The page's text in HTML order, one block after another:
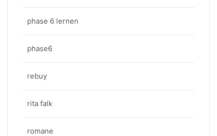
phase 6 lernen
phase6
rebuy
rita falk
romane